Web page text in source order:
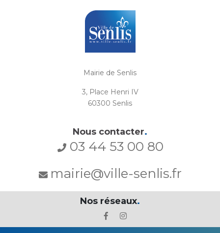
Mairie de Senlis
3, Place Henri IV
60300 Senlis
Nous contacter.
03 44 53 00 80
mairie@ville-senlis.fr
Nos réseaux.